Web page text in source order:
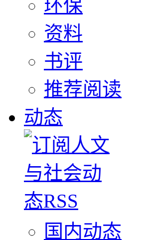
环保
资料
书评
推荐阅读
动态
国内动态